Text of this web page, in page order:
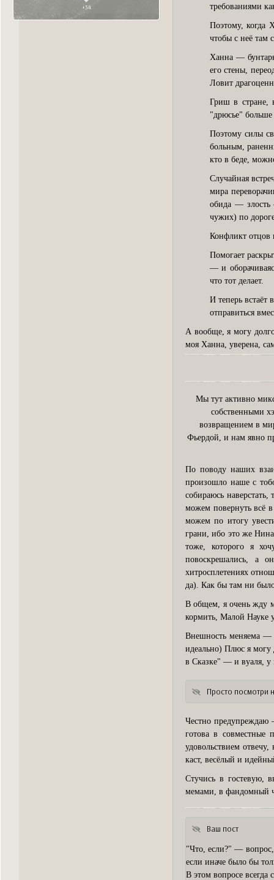
+34
требованиями
Поэтому, когда
чтобы с неё там
Ханна —
его стены,
Ловит
Гриш в стране,
"дрюсье" больше
Поэтому силы
больным,
кто в беде,
Случайная
мира
обида —
чужих) по
Конфликт отцов
Помогает
— и
что тот делает.
И теперь
отправиться
А вообще, я могу
моя Ханна, уверена,
Мы тут активно
собственными
возвращением в
Фьердой, и нам явно
По поводу наших
произошло наше с
собираюсь
можем повернуть всё
можем по итогу
грани, ибо это же
тоже, которого я
повоскрешались, а
хитросплетениях
да). Как бы там ни
В общем, я очень жду
кормить, Малой Науке
Внешность меняема —
идеально) Плюс я
в Сказке" — и вуаля, у
Просто посмотри
Честно предупреждаю
готова в
удовольствием
каст, весёлый и
Стучись в гостевую,
мемами, в фандомный
Ваш пост
"Что, если?" — вопрос,
если иначе было бы
В этом вопросе